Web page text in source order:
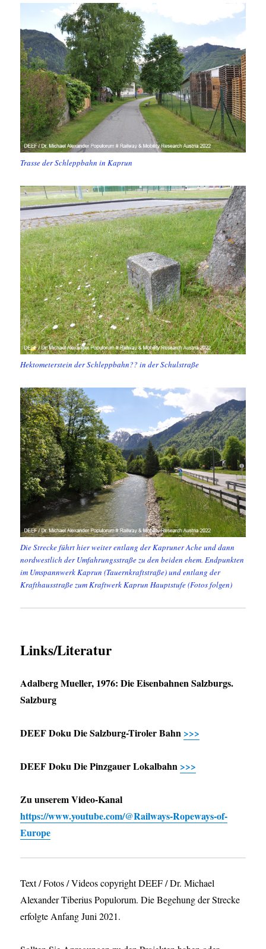
Trasse der Schleppbahn in Kaprun
Hektometerstein der Schleppbahn?? in der Schulstraße
Die Strecke führt hier weiter entlang der Kapruner Ache und dann
nordwestlich der Umfahrungsstraße zu den beiden ehem. Endpunkten
im Umspannwerk Kaprun (Tauernkraftstraße) und entlang der
Krafthausstraße zum Kraftwerk Kaprun Hauptstufe (Fotos folgen)
Links/Literatur
Adalberg Mueller, 1976: Die Eisenbahnen Salzburgs.
Salzburg
DEEF Doku Die Salzburg-Tiroler Bahn >>>
DEEF Doku Die Pinzgauer Lokalbahn >>>
Zu unserem Video-Kanal
https://www.youtube.com/@Railways-Ropeways-of-
Europe
Text / Fotos / Videos copyright DEEF / Dr. Michael
Alexander Tiberius Populorum. Die Begehung der Strecke
erfolgte Anfang Juni 2021.